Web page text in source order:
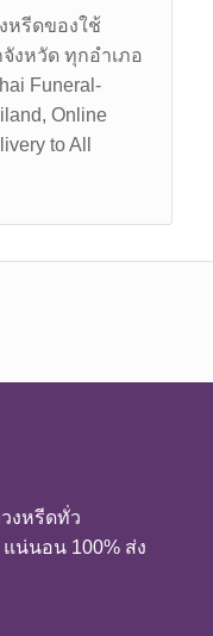
หรีดของใช้
งหวัด ทุกอำเภอ
Funeral-
Online
to All
งหรีดทั่ว
น่นอน 100% ส่ง